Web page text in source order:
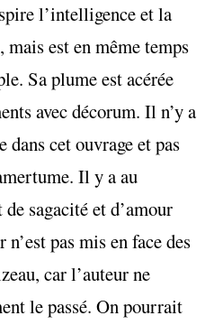
l’intelligence et la
mais est en même temps
Sa plume est acérée
avec décorum. Il n’y a
dans cet ouvrage et pas
Il y a au
sagacité et d’amour
pas mis en face des
car l’auteur ne
le passé. On pourrait